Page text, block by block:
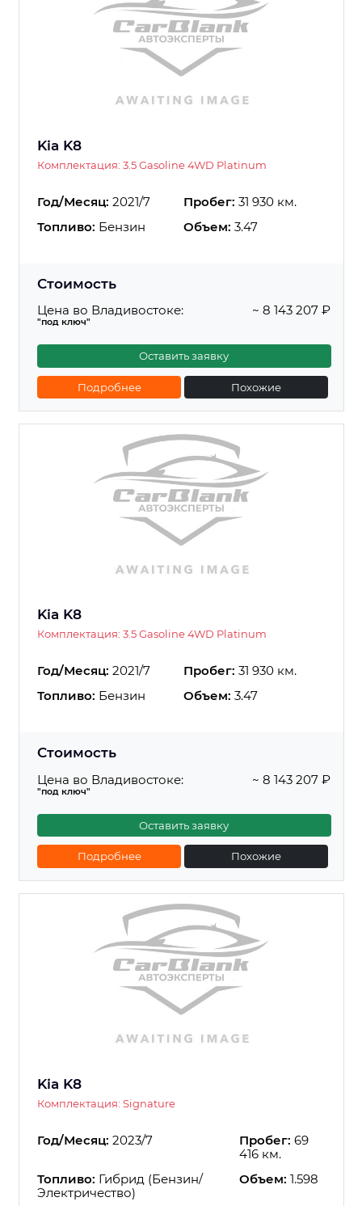
Kia K8
Комплектация: 3.5 Gasoline 4WD Platinum
Год/Месяц: 2021/7 Пробег: 31 930 км.
Топливо: Бензин Объем: 3.47
Стоимость
Цена во Владивостоке:
"под ключ"
~ 8 143 207 ₽
Оставить заявку
Подробнее Похожие
Kia K8
Комплектация: 3.5 Gasoline 4WD Platinum
Год/Месяц: 2021/7 Пробег: 31 930 км.
Топливо: Бензин Объем: 3.47
Стоимость
Цена во Владивостоке:
"под ключ"
~ 8 143 207 ₽
Оставить заявку
Подробнее Похожие
Kia K8
Комплектация: Signature
Год/Месяц: 2023/7 Пробег: 69
416 км.
Топливо: Гибрид (Бензин/
Электричество)
Объем: 1.598